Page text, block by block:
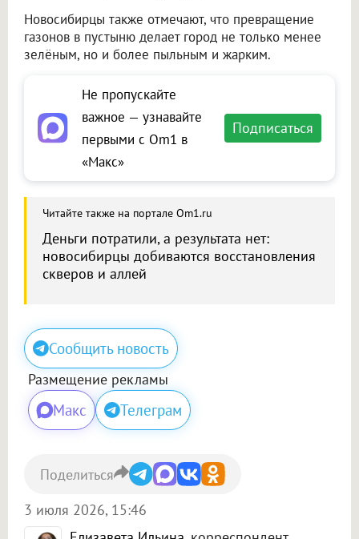
Новосибирцы также отмечают, что превращение
газонов в пустыню делает город не только менее
зелёным, но и более пыльным и жарким.
Не пропускайте
важное — узнавайте
первыми с Om1 в
«Макс»
Подписаться
Читайте также на портале Om1.ru
Деньги потратили, а результата нет:
новосибирцы добиваются восстановления
скверов и аллей
Сообщить новость
Размещение рекламы
Макс Телеграм
3 июля 2026, 15:46
Поделиться